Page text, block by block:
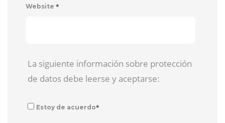
Website *
La siguiente información sobre protección
de datos debe leerse y aceptarse:
Estoy de acuerdo*